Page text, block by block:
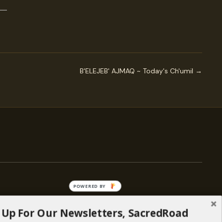
B'ELEJEB' AJMAQ ~ Today's Ch'umil →
— ENGAGE
For Our Newsletters, SacredRoad
POWERED BY